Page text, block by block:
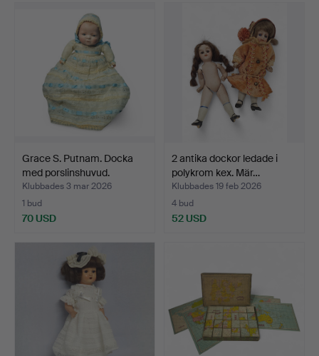
Grace S. Putnam. Docka
med porslinshuvud.
Klubbades 3 mar 2026
1 bud
70 USD
2 antika dockor ledade i
polykrom kex. Mär…
Klubbades 19 feb 2026
4 bud
52 USD